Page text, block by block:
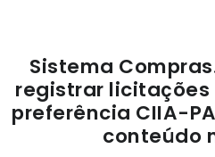
Sistema
registrar
preferência CIIA-
conteúdo